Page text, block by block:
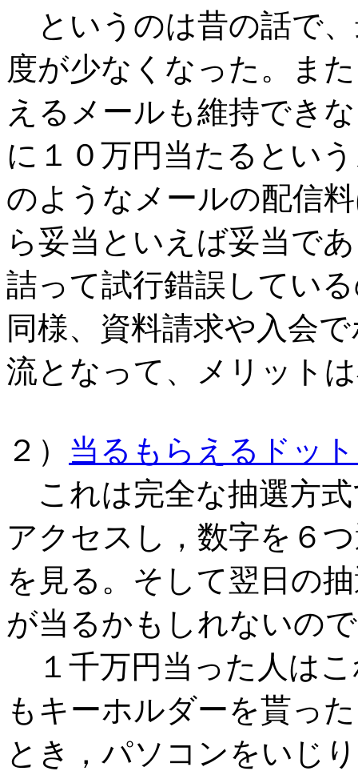
というのは昔の話で
度が少なくなった。ま
えるメールも維持でき
に１０万円当たるとい
のようなメールの配信
ら妥当といえば妥当で
詰って試行錯誤してい
同様、資料請求や入会
流となって、メリット
２） 当るもらえるドッ
これは完全な抽選方
アクセスし，数字を６
を見る。そして翌日の
が当るかもしれないの
１千万円当った人は
もキーホルダーを貰っ
とき，パソコンをいじ